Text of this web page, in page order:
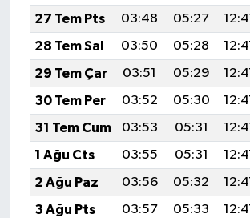
27 Tem Pts
03:48 05:27
28 Tem Sal
03:50 05:28
29 Tem Çar
03:51 05:29
30 Tem Per
03:52 05:30
31 Tem Cum
03:53 05:31
1 Ağu Cts
03:55 05:31
2 Ağu Paz
03:56 05:32
3 Ağu Pts
03:57 05:33